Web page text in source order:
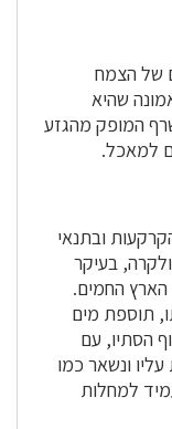
של הצמח
שהיא
המופק מהגזע
למאכל.
ובתנאי
ולקרה, בעיקר
הארץ החמים.
תוספת מים
הסתיו, עם
ונשאר כמו
למחלות